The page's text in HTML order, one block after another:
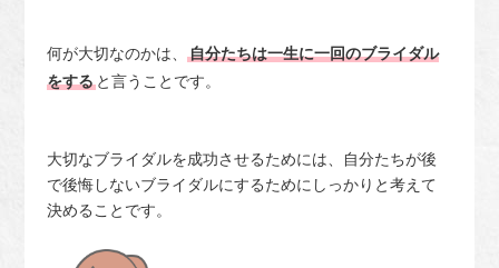
何が大切なのかは、自分たちは一生に一回のブライダル
をする と言うことです。
大切なブライダルを成功させるためには、自分たちが後
で後悔しないブライダルにするためにしっかりと考えて
決めることです。